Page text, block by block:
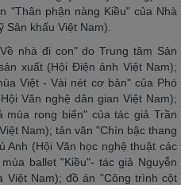
"Thân phận nàng Kiều" của Nhà
Sân khấu Việt Nam).
nhà đi con" do Trung tâm Sản
xuất (Hội Điện ảnh Việt Nam);
Việt - Vài nét cơ bản" của Phó
Văn nghệ dân gian Việt Nam);
mùa rong biển" của tác giả Trần
Nam); tản văn "Chín bậc thang
Anh (Hội Văn học nghệ thuật các
ballet "Kiều"- tác giả Nguyễn
Việt Nam); đồ án "Công trình cột